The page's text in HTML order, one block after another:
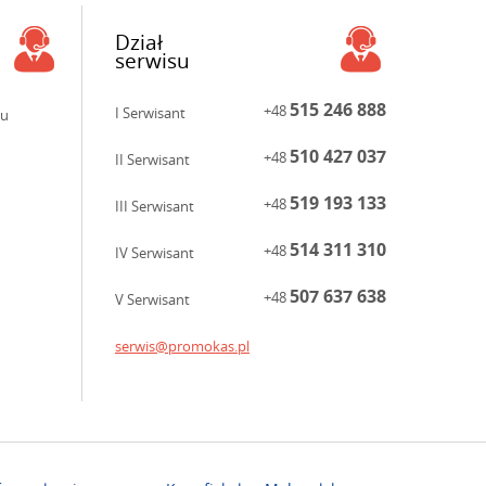
Dział
serwisu
I Serwisant +48515 246 888
II Serwisant +48510 427 037
III Serwisant +48519 193 133
IV Serwisant +48514 311 310
V Serwisant +48507 637 638
serwis@promokas.pl